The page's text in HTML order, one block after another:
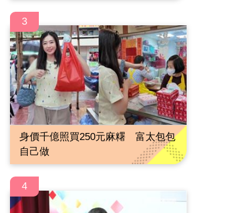
3
身價千億照買250元麻糬 富太包包
自己做
4